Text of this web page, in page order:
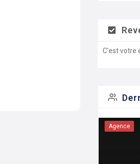
C'est votre
Agence